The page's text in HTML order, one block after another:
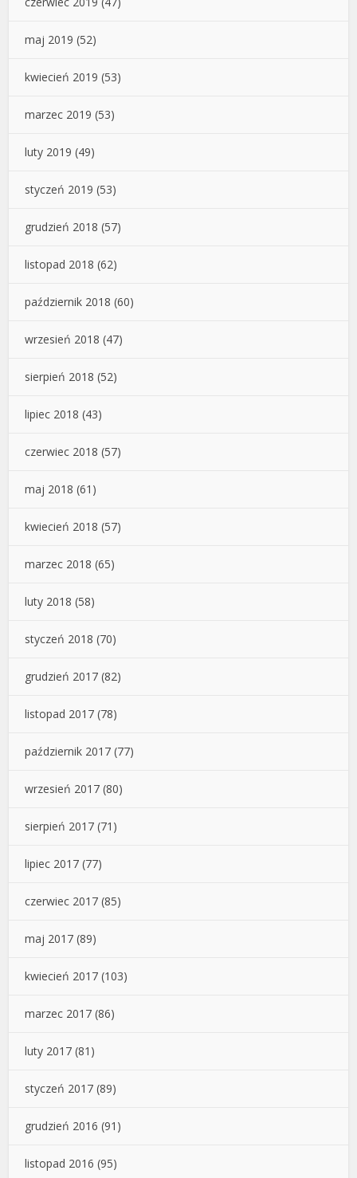
maj 2019 (52)
kwiecień 2019 (53)
marzec 2019 (53)
luty 2019 (49)
styczeń 2019 (53)
grudzień 2018 (57)
listopad 2018 (62)
październik 2018 (60)
wrzesień 2018 (47)
sierpień 2018 (52)
lipiec 2018 (43)
czerwiec 2018 (57)
maj 2018 (61)
kwiecień 2018 (57)
marzec 2018 (65)
luty 2018 (58)
styczeń 2018 (70)
grudzień 2017 (82)
listopad 2017 (78)
październik 2017 (77)
wrzesień 2017 (80)
sierpień 2017 (71)
lipiec 2017 (77)
czerwiec 2017 (85)
maj 2017 (89)
kwiecień 2017 (103)
marzec 2017 (86)
luty 2017 (81)
styczeń 2017 (89)
grudzień 2016 (91)
listopad 2016 (95)